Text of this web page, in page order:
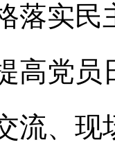
落实民
高党员
流、现